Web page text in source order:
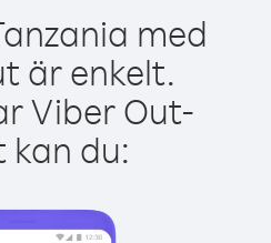
med
är enkelt.
Viber Out-
kan du: